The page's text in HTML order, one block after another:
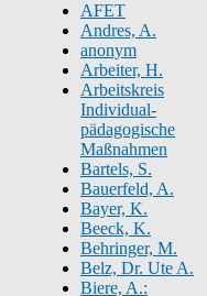
AFET
Andres, A.
anonym
Arbeiter, H.
Arbeitskreis
Individual-
pädagogische
Maßnahmen
Bartels, S.
Bauerfeld, A.
Bayer, K.
Beeck, K.
Behringer, M.
Belz, Dr. Ute A.
Biere, A.: